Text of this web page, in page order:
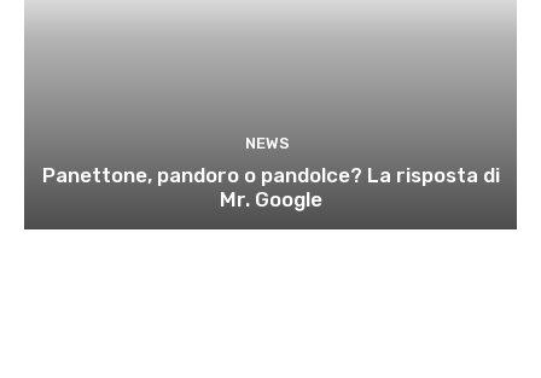
NEWS
Panettone, pandoro o pandolce? La risposta di
Mr. Google